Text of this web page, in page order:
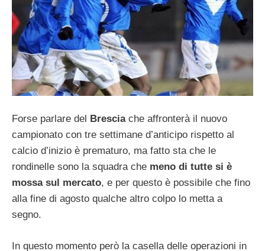
Forse parlare del Brescia che affronterà il nuovo
campionato con tre settimane d’anticipo rispetto al
calcio d’inizio è prematuro, ma fatto sta che le
rondinelle sono la squadra che meno di tutte si è
mossa sul mercato, e per questo è possibile che fino
alla fine di agosto qualche altro colpo lo metta a
segno.
In questo momento però la casella delle operazioni in